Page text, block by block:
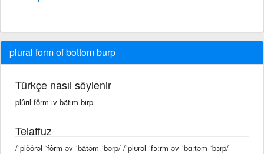
plural form of bottom burp
Türkçe nasıl söylenir
plûrıl fôrm ıv bätım bırp
Telaffuz
/ˈplo͝orəl ˈfôrm əv ˈbätəm ˈbərp/ /ˈplʊrəl ˈfɔːrm əv ˈbɑːtəm ˈbɜrp/